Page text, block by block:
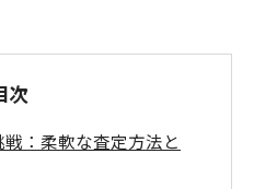
次
：柔軟な査定方法と